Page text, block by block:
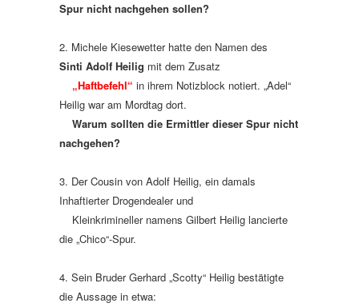
Spur nicht nachgehen sollen?
2. Michele Kiesewetter hatte den Namen des
Sinti Adolf Heilig mit dem Zusatz
„Haftbefehl“ in ihrem Notizblock notiert. „Adel“
Heilig war am Mordtag dort.
Warum sollten die Ermittler dieser Spur nicht
nachgehen?
3. Der Cousin von Adolf Heilig, ein damals
Inhaftierter Drogendealer und
Kleinkrimineller namens Gilbert Heilig lancierte
die „Chico“-Spur.
4. Sein Bruder Gerhard „Scotty“ Heilig bestätigte
die Aussage in etwa: